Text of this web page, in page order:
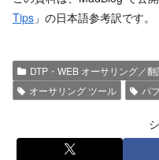
Tips 」の日本語参考訳です。
DTP・WEB オーサリング／翻
オーサリング ツール
パ